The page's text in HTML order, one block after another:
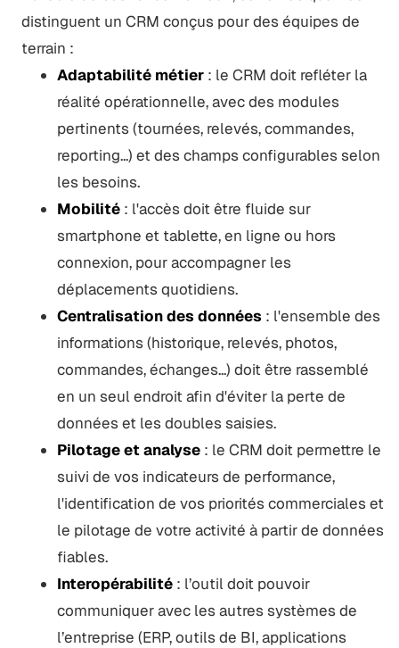
distinguent un CRM conçus pour des équipes de
terrain :
Adaptabilité métier: le CRM doit refléter la
réalité opérationnelle, avec des modules
pertinents (tournées, relevés, commandes,
reporting...) et des champs configurables selon
les besoins.
Mobilité: l'accès doit être fluide sur
smartphone et tablette, en ligne ou hors
connexion, pour accompagner les
déplacements quotidiens.
Centralisation des données : l'ensemble des
informations (historique, relevés, photos,
commandes, échanges...) doit être rassemblé
en un seul endroit afin d'éviter la perte de
données et les doubles saisies.
Pilotage et analyse: le CRM doit permettre le
suivi de vos indicateurs de performance,
l'identification de vos priorités commerciales et
le pilotage de votre activité à partir de données
fiables.
Interopérabilité: l’outil doit pouvoir
communiquer avec les autres systèmes de
l’entreprise (ERP, outils de BI, applications